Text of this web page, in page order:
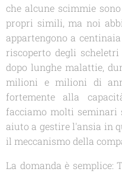
che alcune scimmie
propri simili, ma noi
appartengono a
riscoperto degli
dopo lunghe malattie,
milioni e milioni di
fortemente alla
facciamo molti seminari
aiuto a gestire l'ansia in
il meccanismo della
La domanda è semplice: